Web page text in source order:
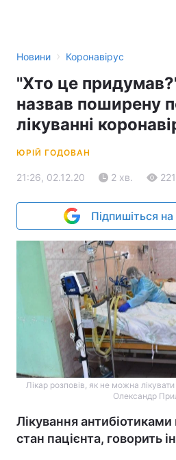
Новини › Коронавірус
"Хто це
назвав поширену
лікуванні
ЮРІЙ ГОДОВАН
21:26, 02.12.20 2 хв.
Підпишіться
Лікар розповів, як не можна
Олександр
Лікування
стан пацієнта, говорить